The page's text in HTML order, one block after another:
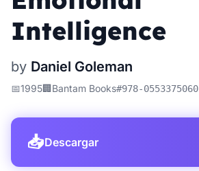
Intelligence
by Daniel Goleman
📅1995🏢Bantam Books#978-0553375060
📥Descargar